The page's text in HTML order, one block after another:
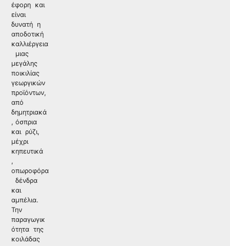
έφορη και
είναι
δυνατή η
αποδοτική
καλλιέργεια
μιας
μεγάλης
ποικιλίας
γεωργικών
προϊόντων,
από
δημητριακά
, όσπρια
και ρύζι,
μέχρι
κηπευτικά
,
οπωροφόρα
δένδρα
και
αμπέλια.
Την
παραγωγικ
ότητα της
κοιλάδας